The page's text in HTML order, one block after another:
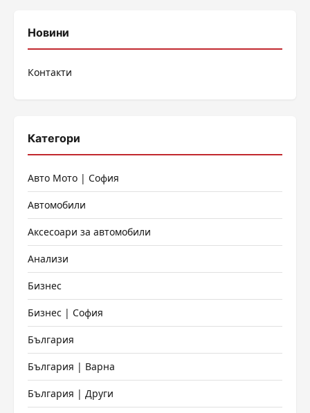
Новини
Контакти
Категори
Авто Мото | София
Автомобили
Аксесоари за автомобили
Анализи
Бизнес
Бизнес | София
България
България | Варна
България | Други